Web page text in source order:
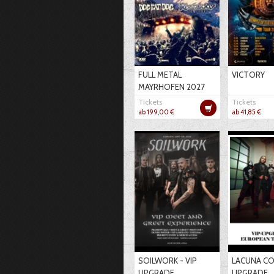
FULL METAL
MAYRHOFEN 2027
Tickets
ab 199,00 €
VICTORY
Tickets
ab 41,85 €
SOILWORK - VIP
LACUNA